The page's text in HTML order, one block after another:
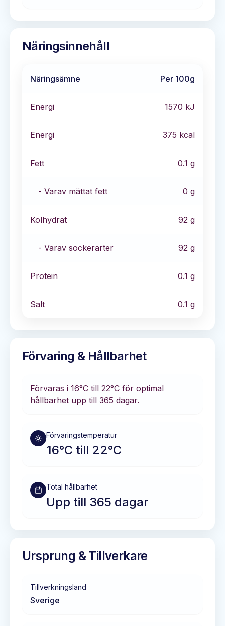
Näringsinnehåll
Näringsämne Per 100g
Energi 1570 kJ
Energi 375 kcal
Fett 0.1 g
- Varav mättat fett 0 g
Kolhydrat 92 g
- Varav sockerarter 92 g
Protein 0.1 g
Salt 0.1 g
Förvaring & Hållbarhet
Förvaras i 16°C till 22°C för optimal
hållbarhet upp till 365 dagar.
Förvaringstemperatur
16°C till 22°C
Total hållbarhet
Upp till 365 dagar
Ursprung & Tillverkare
Tillverkningsland
Sverige